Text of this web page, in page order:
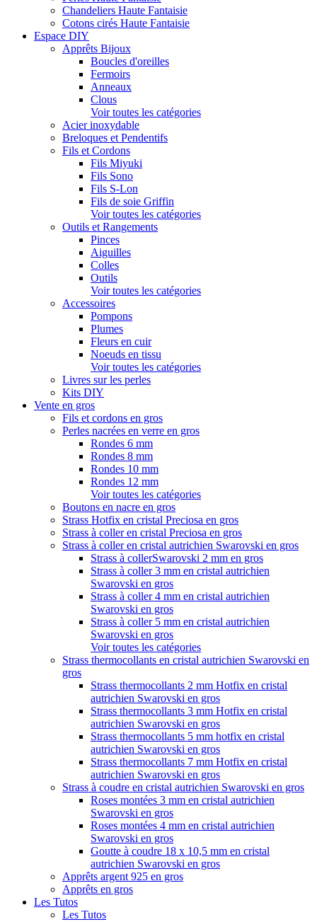
Chandeliers Haute Fantaisie
Cotons cirés Haute Fantaisie
Espace DIY
Apprêts Bijoux
Boucles d'oreilles
Fermoirs
Anneaux
Clous
Voir toutes les catégories
Acier inoxydable
Breloques et Pendentifs
Fils et Cordons
Fils Miyuki
Fils Sono
Fils S-Lon
Fils de soie Griffin
Voir toutes les catégories
Outils et Rangements
Pinces
Aiguilles
Colles
Outils
Voir toutes les catégories
Accessoires
Pompons
Plumes
Fleurs en cuir
Noeuds en tissu
Voir toutes les catégories
Livres sur les perles
Kits DIY
Vente en gros
Fils et cordons en gros
Perles nacrées en verre en gros
Rondes 6 mm
Rondes 8 mm
Rondes 10 mm
Rondes 12 mm
Voir toutes les catégories
Boutons en nacre en gros
Strass Hotfix en cristal Preciosa en gros
Strass à coller en cristal Preciosa en gros
Strass à coller en cristal autrichien Swarovski en gros
Strass à collerSwarovski 2 mm en gros
Strass à coller 3 mm en cristal autrichien
Swarovski en gros
Strass à coller 4 mm en cristal autrichien
Swarovski en gros
Strass à coller 5 mm en cristal autrichien
Swarovski en gros
Voir toutes les catégories
Strass thermocollants en cristal autrichien Swarovski en
gros
Strass thermocollants 2 mm Hotfix en cristal
autrichien Swarovski en gros
Strass thermocollants 3 mm Hotfix en cristal
autrichien Swarovski en gros
Strass thermocollants 5 mm hotfix en cristal
autrichien Swarovski en gros
Strass thermocollants 7 mm Hotfix en cristal
autrichien Swarovski en gros
Strass à coudre en cristal autrichien Swarovski en gros
Roses montées 3 mm en cristal autrichien
Swarovski en gros
Roses montées 4 mm en cristal autrichien
Swarovski en gros
Goutte à coudre 18 x 10,5 mm en cristal
autrichien Swarovski en gros
Apprêts argent 925 en gros
Apprêts en gros
Les Tutos
Les Tutos